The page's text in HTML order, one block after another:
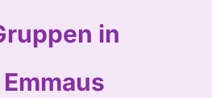
in
Emmaus